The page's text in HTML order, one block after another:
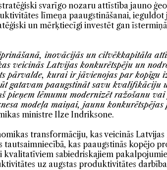
svarīgo nozaru attīstība jauno
līmeņa paaugstināšanai,
un mērķtiecīgi investēt gan
inovācijās un cilvēkkapitāla
veicinās Latvijas konkurētspēju un
pārvalde, kurai ir jāvienojas par kopīgu
gatavam paaugstināt savu kvalifikāciju
pieņem lēmumu modernizēt ražošanu
modeļa maiņai, jaunu
ministre Ilze Indriksone.
transformāciju, kas veicinās
kas paaugstinās kopējo
sabiedriskajiem
uz augstas produktivitātes